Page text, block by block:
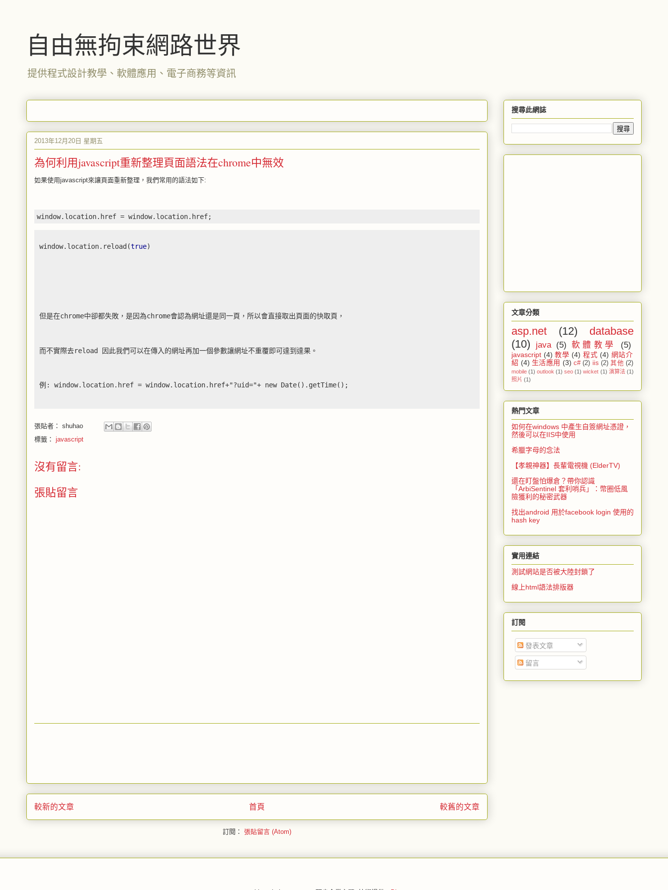
自由無拘束網路世界
提供程式設計教學、軟體應用、電子商務等資訊
2013年12月20日 星期五
為何利用javascript重新整理頁面語法在chrome中無效
如果使用javascript來讓頁面重新整理，我們常用的語法如下:
window. location. href = window. location. href;
window. location. reload (true)
但是在chrome中卻都失敗，是因為chrome會認為網址還是同一頁，所以會直接取出頁面的快取頁，
而不實際去reload 因此我們可以在傳入的網址再加一個參數讓網址不重覆即可達到達果。
例: window. location. href = window. location. href+"?uid="+ new Date().getTime() ;
張貼者： shuhao
標籤： javascript
沒有留言:
張貼留言
較新的文章 較舊的文章
首頁
訂閱： 張貼留言 (Atom)
搜尋此網誌
文章分類
asp.net (12)
database
(10)
java (5) 軟體教學 (5)
javascript (4) 教學 (4) 程式 (4) 網站介
紹 (4) 生活應用 (3) c# (2) iis (2) 其他 (2)
mobile (1) outlook (1) seo (1) wicket (1) 演算法 (1)
照片 (1)
熱門文章
如何在windows 中產生自簽網址憑證，
然後可以在IIS中使用
希臘字母的念法
【孝親神器】長輩電視機 (ElderTV)
還在盯盤怕爆倉？帶你認識
「ArbiSentinel 套利哨兵」：幣圈低風
險獲利的秘密武器
找出android 用於facebook login 使用的
hash key
實用連結
測試網站是否被大陸封鎖了
線上html語法排版器
訂閱
發表文章
留言